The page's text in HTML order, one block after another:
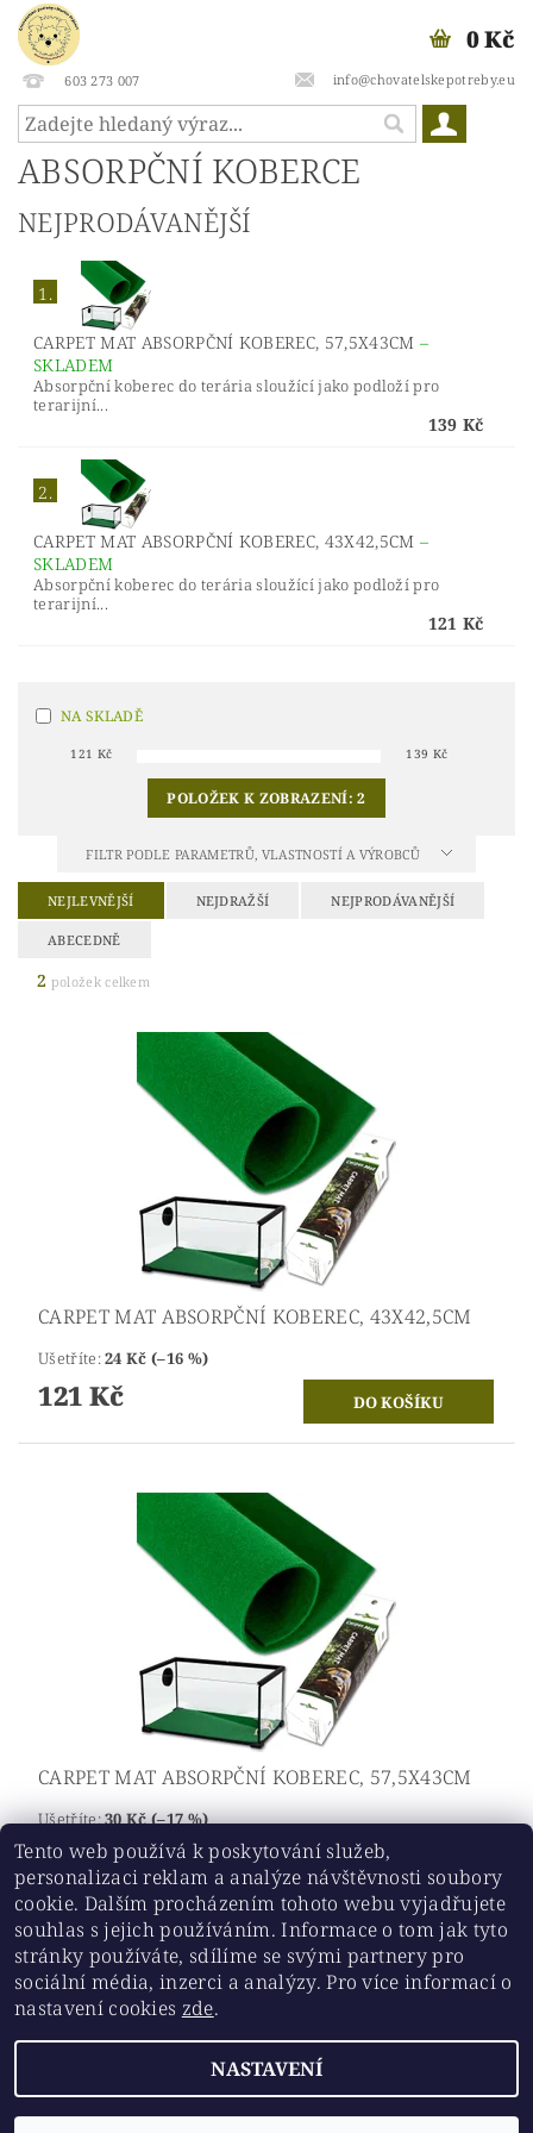
603 273 007 info@chovatelskepotreby.eu
0 Kč
ABSORPČNÍ KOBERCE
NEJPRODÁVANĚJŠÍ
1.
CARPET MAT ABSORPČNÍ KOBEREC, 57,5X43CM –
SKLADEM
Absorpční koberec do terária sloužící jako podloží pro
terarijní...
139 Kč
2.
CARPET MAT ABSORPČNÍ KOBEREC, 43X42,5CM –
SKLADEM
Absorpční koberec do terária sloužící jako podloží pro
terarijní...
121 Kč
NA SKLADĚ
121 Kč 139 Kč
POLOŽEK K ZOBRAZENÍ:2
FILTR PODLE PARAMETRŮ, VLASTNOSTÍ A VÝROBCŮ
NEJLEVNĚJŠÍ NEJDRAŽŠÍ NEJPRODÁVANĚJŠÍ
ABECEDNĚ
2 položek celkem
CARPET MAT ABSORPČNÍ KOBEREC, 43X42,5CM
Ušetříte:24 Kč (–16 %)
121 Kč
CARPET MAT ABSORPČNÍ KOBEREC, 57,5X43CM
Ušetříte:30 Kč (–17 %)
139 Kč
Historickesklo.cz | Chovatelskepotreby.eu
Chovatelskepotreby.eu, všechna práva vyhrazena
cookies
Tento web používá k poskytování služeb,
personalizaci reklam a analýze návštěvnosti soubory
cookie. Dalším procházením tohoto webu vyjadřujete
souhlas s jejich používáním. Informace o tom jak tyto
stránky používáte, sdílíme se svými partnery pro
sociální média, inzerci a analýzy. Pro více informací o
nastavení cookies zde.
NASTAVENÍ